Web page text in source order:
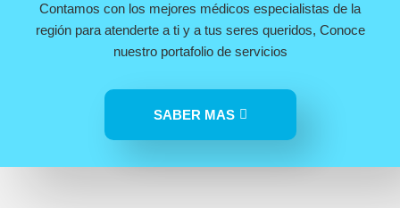
Contamos con los mejores médicos especialistas de la
región para atenderte a ti y a tus seres queridos, Conoce
nuestro portafolio de servicios
SABER MAS